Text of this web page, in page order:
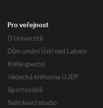
Pro veřejnost
O Univerzitě
Dům umění Ústí nad Labem
Knihkupectví
Vědecká knihovna UJEP
Sportoviště
Nahrávací studio